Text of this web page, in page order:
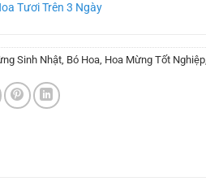
Tươi Trên 3 Ngày
Sinh Nhật Bó Hoa Hoa Mừng Tốt Nghiệp